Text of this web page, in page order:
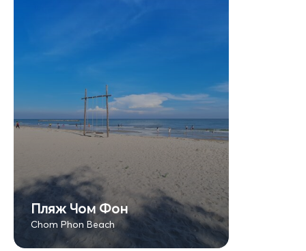
Пляж Чом Фон
Chom Phon Beach